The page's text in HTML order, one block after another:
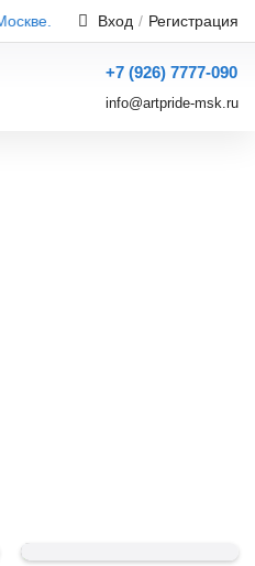
Широкий ассортимент.
Вход / Регистрация
+7 (926) 7777-090
info@artpride-msk.ru